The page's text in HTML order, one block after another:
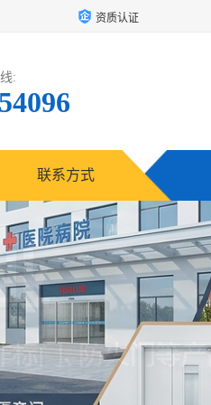
资质认证
:
联系方式